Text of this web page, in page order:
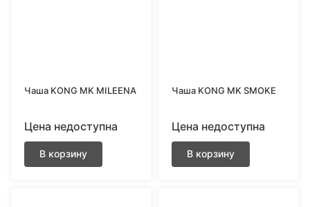
Чаша KONG MK MILEENA
Цена недоступна
В корзину
Чаша KONG MK SMOKE
Цена недоступна
В корзину